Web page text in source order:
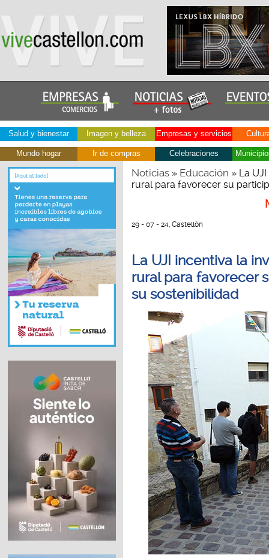
Salud y bienestar Imagen y belleza Empresas y servicios
Mundo hogar Ir de compras Celebraciones
Noticias» Educación » La
rural para favorecer su
29 - 07 - 24, Castellón
La UJI incentiva la
rural para favorecer
su sostenibilidad